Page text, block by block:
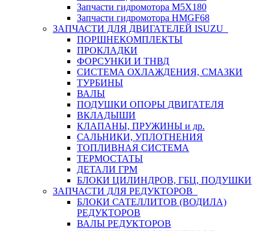
Запчасти гидромотора M5X180
Запчасти гидромотора HMGF68
ЗАПЧАСТИ ДЛЯ ДВИГАТЕЛЕЙ ISUZU
ПОРШНЕКОМПЛЕКТЫ
ПРОКЛАДКИ
ФОРСУНКИ И ТНВД
СИСТЕМА ОХЛАЖДЕНИЯ, СМАЗКИ
ТУРБИНЫ
ВАЛЫ
ПОДУШКИ ОПОРЫ ДВИГАТЕЛЯ
ВКЛАДЫШИ
КЛАПАНЫ, ПРУЖИНЫ и др.
САЛЬНИКИ, УПЛОТНЕНИЯ
ТОПЛИВНАЯ СИСТЕМА
ТЕРМОСТАТЫ
ДЕТАЛИ ГРМ
БЛОКИ ЦИЛИНДРОВ, ГБЦ, ПОДУШКИ
ЗАПЧАСТИ ДЛЯ РЕДУКТОРОВ
БЛОКИ САТЕЛЛИТОВ (ВОДИЛА)
РЕДУКТОРОВ
ВАЛЫ РЕДУКТОРОВ